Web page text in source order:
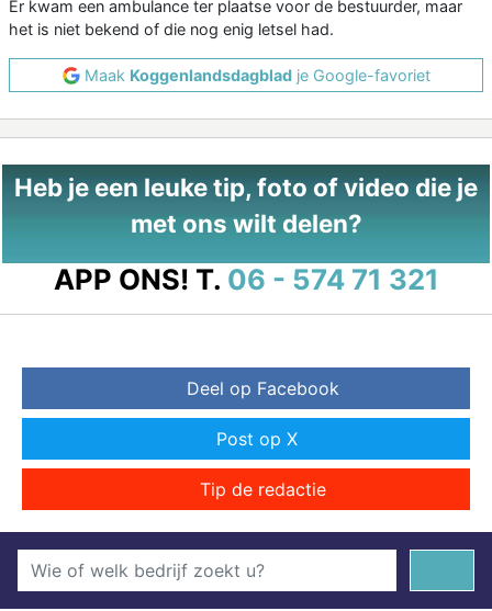
Er kwam een ambulance ter plaatse voor de bestuurder, maar
het is niet bekend of die nog enig letsel had.
Maak Koggenlandsdagbladje Google-favoriet
Heb je een leuke tip, foto of video die je
met ons wilt delen?
APP ONS! T. 06 - 574 71 321
Deel op Facebook
Post op X
Tip de redactie